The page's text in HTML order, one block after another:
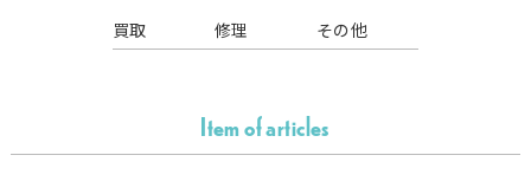
買取 修理 その他
Item of articles